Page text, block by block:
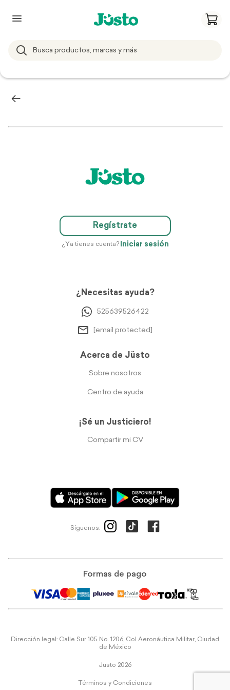
Regístrate
¿Ya tienes cuenta? Iniciar sesión
¿Necesitas ayuda?
525639526422
[email protected]
Acerca de Jüsto
Sobre nosotros
Centro de ayuda
¡Sé un Justiciero!
Compartir mi CV
Síguenos:
Formas de pago
Dirección legal: Calle Sur 105 No. 1206, Col Aeronáutica Militar, Ciudad
de México
Justo 2026
Términos y Condiciones